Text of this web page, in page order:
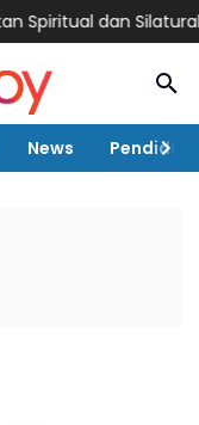
dan Silaturahmi
News